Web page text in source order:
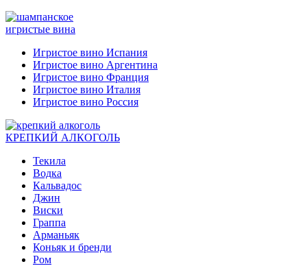
игристые вина
Игристое вино Испания
Игристое вино Аргентина
Игристое вино Франция
Игристое вино Италия
Игристое вино Россия
КРЕПКИЙ АЛКОГОЛЬ
Текила
Водка
Кальвадос
Джин
Виски
Граппа
Арманьяк
Коньяк и бренди
Ром